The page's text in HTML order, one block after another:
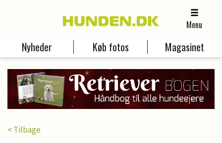
Menu
Nyheder Køb fotos Magasinet
< Tilbage